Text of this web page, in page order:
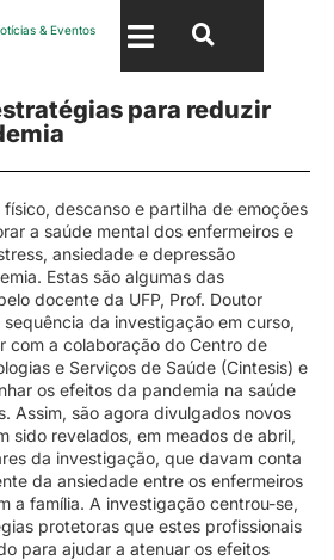
& Eventos
para reduzir
descanso e partilha de emoções
a saúde mental dos enfermeiros e
ansiedade e depressão
Estas são algumas das
docente da UFP, Prof. Doutor
da investigação em curso,
com a colaboração do Centro de
e Serviços de Saúde (Cintesis) e
os efeitos da pandemia na saúde
Assim, são agora divulgados novos
sido revelados, em meados de abril,
da investigação, que davam conta
da ansiedade entre os enfermeiros
a família. A investigação centrou-se,
protetoras que estes profissionais
para ajudar a atenuar os efeitos